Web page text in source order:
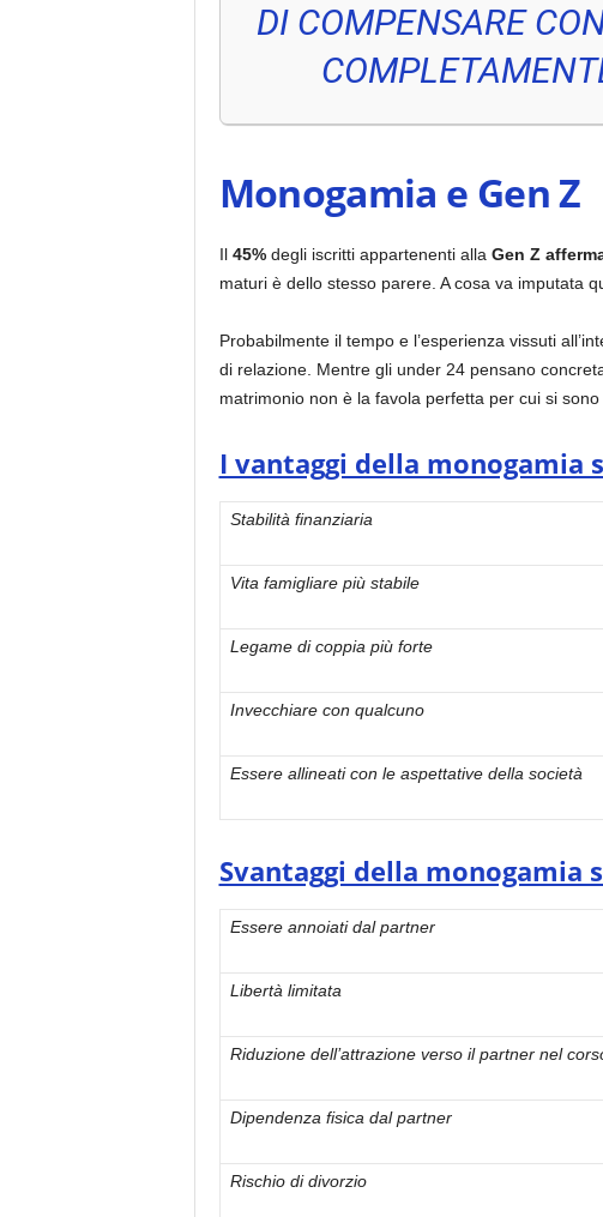
DI COMPENSARE
Monogamia e Gen Z
Il 45%degli iscritti appartenenti alla Gen Z
maturi è dello stesso parere. A cosa va imputata
Probabilmente il tempo e l’esperienza vissuti
di relazione. Mentre gli under 24 pensano
matrimonio non è la favola perfetta per cui si sono
I vantaggi della monogamia
Stabilità finanziaria
Vita famigliare più stabile
Legame di coppia più forte
Invecchiare con qualcuno
Essere allineati con le aspettative della società
Svantaggi della
Essere annoiati dal partner
Libertà limitata
Riduzione dell’attrazione verso il partner nel
Dipendenza fisica dal partner
Rischio di divorzio